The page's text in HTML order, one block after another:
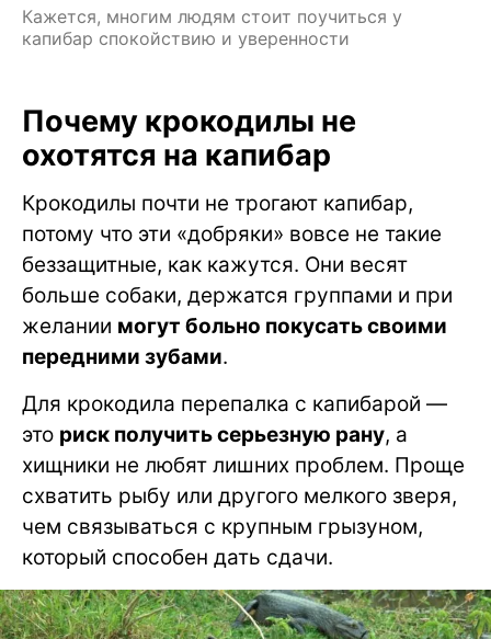
Кажется, многим людям стоит поучиться у
капибар спокойствию и уверенности
Почему крокодилы не
охотятся на капибар
Крокодилы почти не трогают капибар,
потому что эти «добряки» вовсе не такие
беззащитные, как кажутся. Они весят
больше собаки, держатся группами и при
желании могут больно покусать своими
передними зубами.
Для крокодила перепалка с капибарой —
это риск получить серьезную рану, а
хищники не любят лишних проблем. Проще
схватить рыбу или другого мелкого зверя,
чем связываться с крупным грызуном,
который способен дать сдачи.